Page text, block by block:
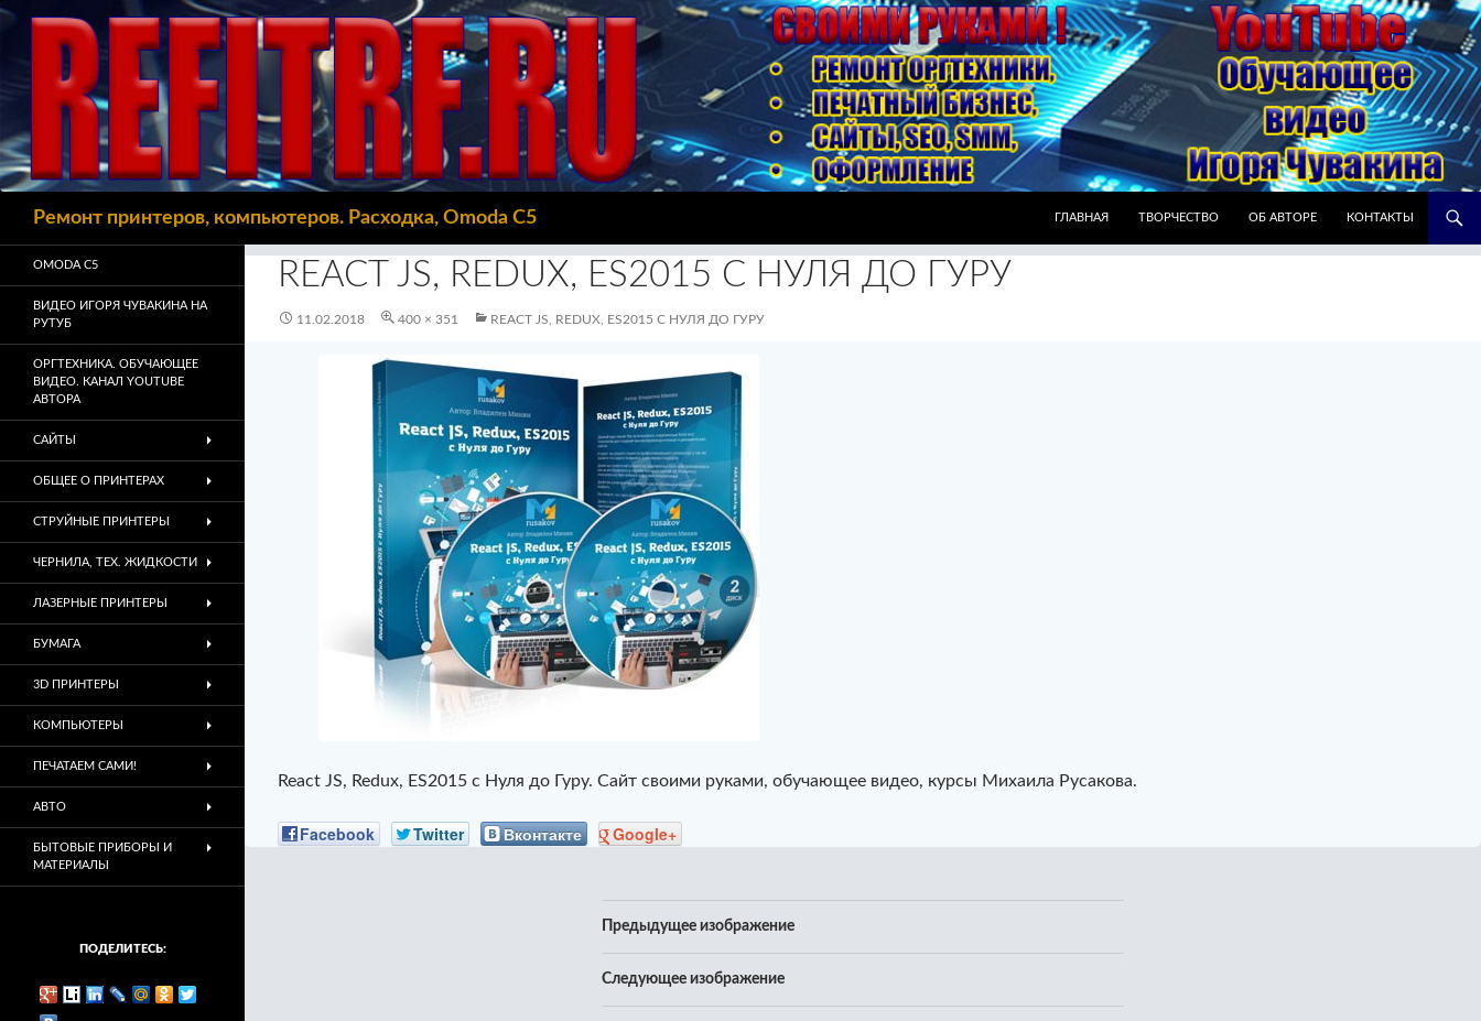
Ремонт принтеров, компьютеров. Расходка, Omoda C5
ГЛАВНАЯ
ТВОРЧЕСТВО ОБ АВТОРЕ КОНТАКТЫ
REACT JS, REDUX, ES2015 С НУЛЯ ДО ГУРУ
11.02.2018 400 × 351 REACT JS, REDUX, ES2015 С НУЛЯ ДО ГУРУ
React JS, Redux, ES2015 с Нуля до Гуру. Сайт своими руками, обучающее видео, курсы Михаила Русакова.
Facebook Twitter Вконтакте Google+
Предыдущее изображение
Следующее изображение
OMODA C5
ВИДЕО ИГОРЯ ЧУВАКИНА НА
РУТУБ
ОРГТЕХНИКА. ОБУЧАЮЩЕЕ
ВИДЕО. КАНАЛ YOUTUBE
АВТОРА
САЙТЫ
ОБЩЕЕ О ПРИНТЕРАХ
СТРУЙНЫЕ ПРИНТЕРЫ
ЧЕРНИЛА, ТЕХ. ЖИДКОСТИ
ЛАЗЕРНЫЕ ПРИНТЕРЫ
БУМАГА
3D ПРИНТЕРЫ
КОМПЬЮТЕРЫ
ПЕЧАТАЕМ САМИ!
АВТО
БЫТОВЫЕ ПРИБОРЫ И
МАТЕРИАЛЫ
ПОДЕЛИТЕСЬ: